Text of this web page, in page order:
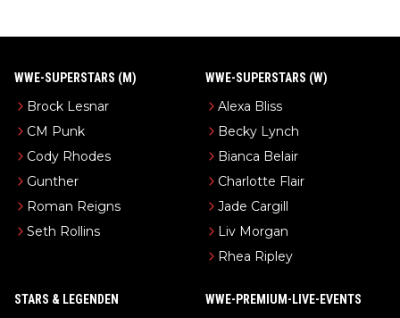
WWE-SUPERSTARS (M)
Brock Lesnar
CM Punk
Cody Rhodes
Gunther
Roman Reigns
Seth Rollins
WWE-SUPERSTARS (W)
Alexa Bliss
Becky Lynch
Bianca Belair
Charlotte Flair
Jade Cargill
Liv Morgan
Rhea Ripley
STARS & LEGENDEN WWE-PREMIUM-LIVE-EVENTS